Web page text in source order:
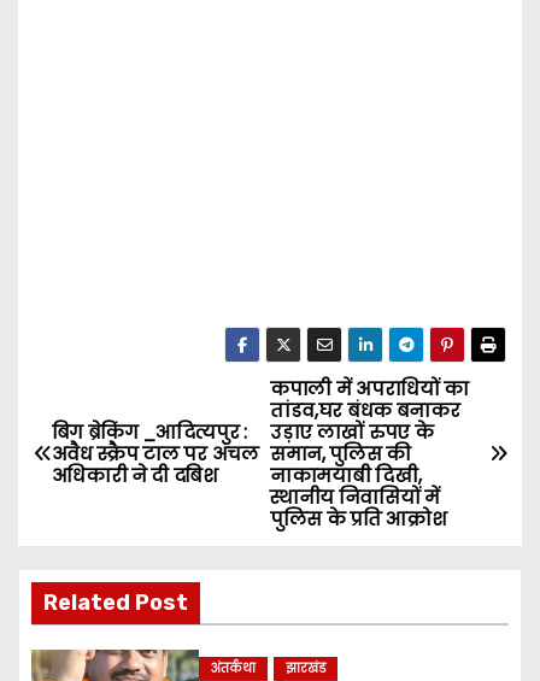
o
n
a
कपाली में अपराधियों का
तांडव,घर बंधक बनाकर
उड़ाए लाखों रुपए के
समान, पुलिस की
नाकामयाबी दिखी,
स्थानीय निवासियों में
पुलिस के प्रति आक्रोश
बिग ब्रेकिंग _आदित्यपुर :
अवैध स्क्रैप टाल पर अंचल
अधिकारी ने दी दबिश
Related Post
अंतर्कथा झारखंड